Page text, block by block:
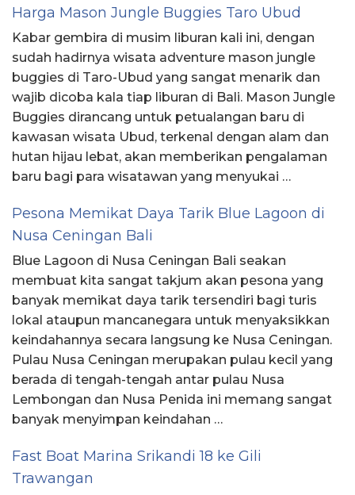
Harga Mason Jungle Buggies Taro Ubud
Kabar gembira di musim liburan kali ini, dengan
sudah hadirnya wisata adventure mason jungle
buggies di Taro-Ubud yang sangat menarik dan
wajib dicoba kala tiap liburan di Bali. Mason Jungle
Buggies dirancang untuk petualangan baru di
kawasan wisata Ubud, terkenal dengan alam dan
hutan hijau lebat, akan memberikan pengalaman
baru bagi para wisatawan yang menyukai …
Pesona Memikat Daya Tarik Blue Lagoon di
Nusa Ceningan Bali
Blue Lagoon di Nusa Ceningan Bali seakan
membuat kita sangat takjum akan pesona yang
banyak memikat daya tarik tersendiri bagi turis
lokal ataupun mancanegara untuk menyaksikkan
keindahannya secara langsung ke Nusa Ceningan.
Pulau Nusa Ceningan merupakan pulau kecil yang
berada di tengah-tengah antar pulau Nusa
Lembongan dan Nusa Penida ini memang sangat
banyak menyimpan keindahan …
Fast Boat Marina Srikandi 18 ke Gili
Trawangan